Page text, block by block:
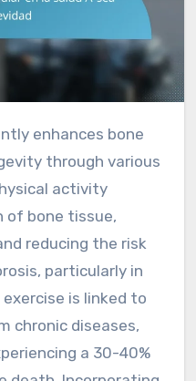
through various
activity
bone tissue,
reducing the risk
particularly in
is linked to
chronic diseases,
a 30-40%